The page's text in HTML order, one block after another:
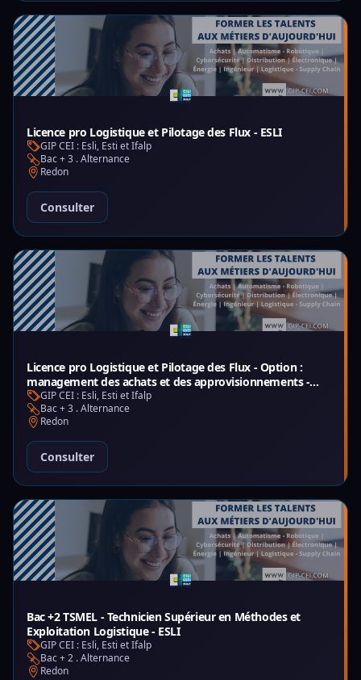
Licence pro Logistique et Pilotage des Flux - ESLI
GIP CEI : Esli, Esti et Ifalp
Bac + 3 . Alternance
Redon
Consulter
Licence pro Logistique et Pilotage des Flux - Option :
management des achats et des approvisionnements -
ESLIGIP CEI : Esli, Esti et Ifalp
Bac + 3 . Alternance
Redon
Consulter
Bac +2 TSMEL - Technicien Supérieur en Méthodes et
Exploitation Logistique - ESLI
GIP CEI : Esli, Esti et Ifalp
Bac + 2 . Alternance
Redon